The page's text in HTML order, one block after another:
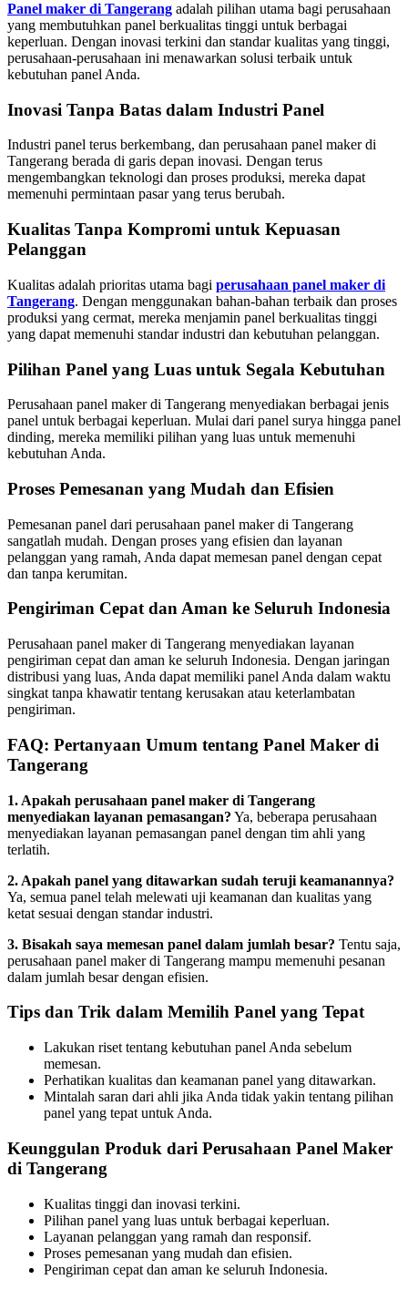
Panel maker di Tangerang adalah pilihan utama bagi perusahaan
yang membutuhkan panel berkualitas tinggi untuk berbagai
keperluan. Dengan inovasi terkini dan standar kualitas yang tinggi,
perusahaan-perusahaan ini menawarkan solusi terbaik untuk
kebutuhan panel Anda.
Inovasi Tanpa Batas dalam Industri Panel
Industri panel terus berkembang, dan perusahaan panel maker di
Tangerang berada di garis depan inovasi. Dengan terus
mengembangkan teknologi dan proses produksi, mereka dapat
memenuhi permintaan pasar yang terus berubah.
Kualitas Tanpa Kompromi untuk Kepuasan
Pelanggan
Kualitas adalah prioritas utama bagi perusahaan panel maker di
Tangerang. Dengan menggunakan bahan-bahan terbaik dan proses
produksi yang cermat, mereka menjamin panel berkualitas tinggi
yang dapat memenuhi standar industri dan kebutuhan pelanggan.
Pilihan Panel yang Luas untuk Segala Kebutuhan
Perusahaan panel maker di Tangerang menyediakan berbagai jenis
panel untuk berbagai keperluan. Mulai dari panel surya hingga panel
dinding, mereka memiliki pilihan yang luas untuk memenuhi
kebutuhan Anda.
Proses Pemesanan yang Mudah dan Efisien
Pemesanan panel dari perusahaan panel maker di Tangerang
sangatlah mudah. Dengan proses yang efisien dan layanan
pelanggan yang ramah, Anda dapat memesan panel dengan cepat
dan tanpa kerumitan.
Pengiriman Cepat dan Aman ke Seluruh Indonesia
Perusahaan panel maker di Tangerang menyediakan layanan
pengiriman cepat dan aman ke seluruh Indonesia. Dengan jaringan
distribusi yang luas, Anda dapat memiliki panel Anda dalam waktu
singkat tanpa khawatir tentang kerusakan atau keterlambatan
pengiriman.
FAQ: Pertanyaan Umum tentang Panel Maker di
Tangerang
1. Apakah perusahaan panel maker di Tangerang
menyediakan layanan pemasangan? Ya, beberapa perusahaan
menyediakan layanan pemasangan panel dengan tim ahli yang
terlatih.
2. Apakah panel yang ditawarkan sudah teruji keamanannya?
Ya, semua panel telah melewati uji keamanan dan kualitas yang
ketat sesuai dengan standar industri.
3. Bisakah saya memesan panel dalam jumlah besar? Tentu saja,
perusahaan panel maker di Tangerang mampu memenuhi pesanan
dalam jumlah besar dengan efisien.
Tips dan Trik dalam Memilih Panel yang Tepat
Lakukan riset tentang kebutuhan panel Anda sebelum
memesan.
Perhatikan kualitas dan keamanan panel yang ditawarkan.
Mintalah saran dari ahli jika Anda tidak yakin tentang pilihan
panel yang tepat untuk Anda.
Keunggulan Produk dari Perusahaan Panel Maker
di Tangerang
Kualitas tinggi dan inovasi terkini.
Pilihan panel yang luas untuk berbagai keperluan.
Layanan pelanggan yang ramah dan responsif.
Proses pemesanan yang mudah dan efisien.
Pengiriman cepat dan aman ke seluruh Indonesia.